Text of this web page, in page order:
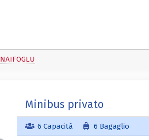
NAIFOGLU
Minibus privato
6 Capacità 6 Bagaglio